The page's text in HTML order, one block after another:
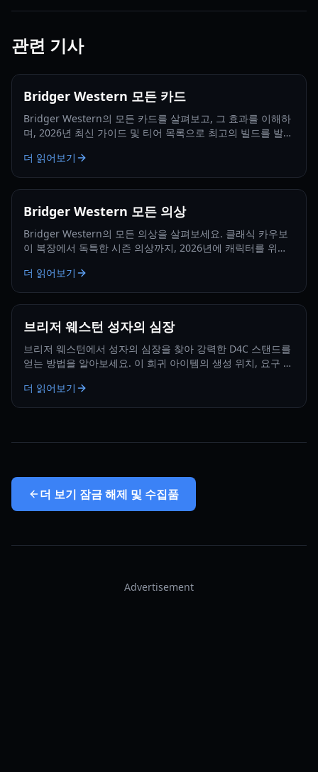
관련 기사
Bridger Western 모든 카드
Bridger Western의 모든 카드를 살펴보고, 그 효과를 이해하
며, 2026년 최신 가이드 및 티어 목록으로 최고의 빌드를 발견
더 읽어보기
Bridger Western 모든 의상
Bridger Western의 모든 의상을 살펴보세요. 클래식 카우보
이 복장에서 독특한 시즌 의상까지, 2026년에 캐릭터를 위해
더 읽어보기
브리저 웨스턴 성자의 심장
브리저 웨스턴에서 성자의 심장을 찾아 강력한 D4C 스탠드를
얻는 방법을 알아보세요. 이 희귀 아이템의 생성 위치, 요구 사
더 읽어보기
더 보기 잠금 해제 및 수집품
Advertisement